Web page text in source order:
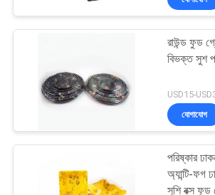
খবর
PRIVACY
POLICYপ্লাস্টিকের সুশি ট্রে
রাউন্ড ফুড
বিভক্ত সুশ
যোগাযোগ
পরিষ্কার
অ্যান্টি-ফগ
সুশি বক্স ফুড